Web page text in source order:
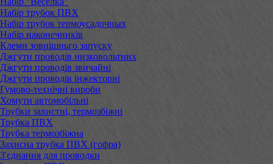
Набір трубок ПВХ
Набір трубок термоусадочных
Набір наконечників
Клеми зовнішньго запуску
Джгути проводів низковольтних
Джгути проводів звичайні
Джгути проводів інжекторні
Гумово-технічні вироби
Хомути автомобільні
Трубки захистні, термозбіжні
Трубка ПВХ
Трубка термозбіжна
Захисна трубка ПВХ (гофра)
З'єднання для проводки